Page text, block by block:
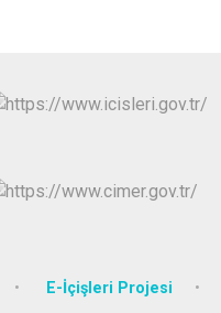
E-İçişleri Projesi